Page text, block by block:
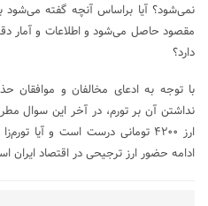
مقصود حاصل می‌شود و اطلاعات و آمار
دارد؟
نداشتن آن بر تورم، در آخر این سوال
ارز ۴۲۰۰ تومانی درست است و آیا
ادامه حضور ارز ترجیحی در اقتصاد ایران